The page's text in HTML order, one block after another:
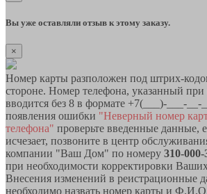
Вы уже оставляли отзыв к этому заказу.
×
Номер карты разположен под штрих-
стороне. Номер телефона, указанный
вводится без 8 в формате +7(___)-___-__-
появления ошибки "Неверный номер
телефона" проверьте введенные данные,
исчезает, позвоните в центр
компании "Ваш Дом" по номеру 310-000-
при необходимости корректировки
Внесения изменений в реистрационные
необходимо назвать номер карты и